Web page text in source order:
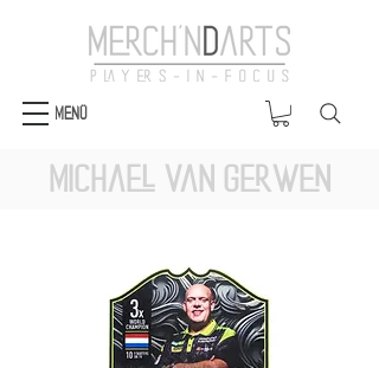
Menü
Michael van Gerwen